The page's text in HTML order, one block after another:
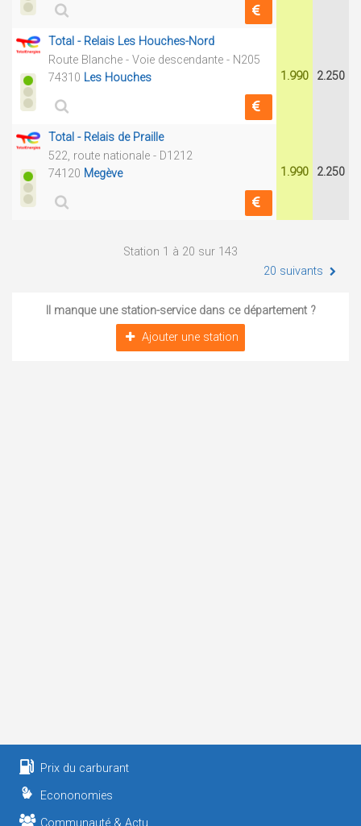
Total - Relais Les Houches-Nord
Route Blanche - Voie descendante - N205
74310 Les Houches 1.990 2.250
Total - Relais de Praille
522, route nationale - D1212
74120 Megève 1.990 2.250
Station 1 à 20 sur 143
20 suivants
Il manque une station-service dans ce département ?
Ajouter une station
Prix du carburant
Econonomies
Communauté & Actu